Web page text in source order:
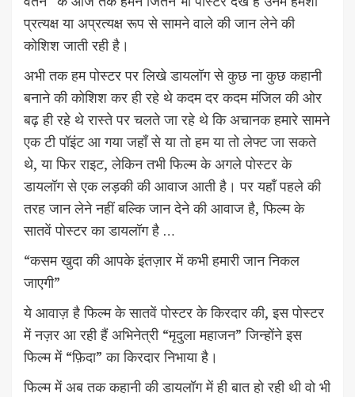
प्रत्यक्ष या अप्रत्यक्ष रूप से सामने वाले की जान लेने की
कोशिश जाती रही है।
अभी तक हम पोस्टर पर लिखे डायलॉग से कुछ ना कुछ कहानी
बनाने की कोशिश कर ही रहे थे कदम दर कदम मंजिल की ओर
बढ़ ही रहे थे रास्ते पर चलते जा रहे थे कि अचानक हमारे सामने
एक टी पॉइंट आ गया जहाँ से या तो हम या तो लेफ्ट जा सकते
थे, या फिर राइट, लेकिन तभी फिल्म के अगले पोस्टर के
डायलॉग से एक लड़की की आवाज आती है। पर यहाँ पहले की
तरह जान लेने नहीं बल्कि जान देने की आवाज है, फिल्म के
सातवें पोस्टर का डायलॉग है …
“कसम खुदा की आपके इंतज़ार में कभी हमारी जान निकल
जाएगी”
ये आवाज़ है फिल्म के सातवें पोस्टर के किरदार की, इस पोस्टर
में नज़र आ रही हैं अभिनेत्री “मृदुला महाजन” जिन्होंने इस
फिल्म में “फ़िदा” का किरदार निभाया है।
फिल्म में अब तक कहानी की डायलॉग में ही बात हो रही थी वो भी